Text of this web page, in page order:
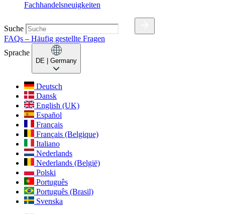
Fachhandelsneuigkeiten
Suche
FAQs – Häufig gestellte Fragen
Sprache
DE | Germany
Deutsch
Dansk
English (UK)
Español
Français
Français (Belgique)
Italiano
Nederlands
Nederlands (België)
Polski
Português
Português (Brasil)
Svenska